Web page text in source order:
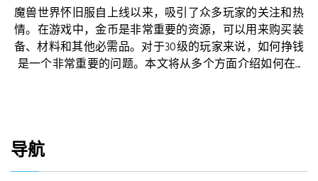
魔兽世界怀旧服自上线以来，吸引了众多玩家的关注和热
情。在游戏中，金币是非常重要的资源，可以用来购买装
备、材料和其他必需品。对于30级的玩家来说，如何挣钱
是一个非常重要的问题。本文将从多个方面介绍如何在...
导航